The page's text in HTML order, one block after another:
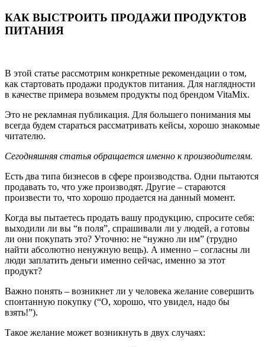
КАК ВЫСТРОИТЬ ПРОДАЖИ ПРОДУКТОВ
ПИТАНИЯ
В этой статье рассмотрим конкретные рекомендации о том,
как стартовать продажи продуктов питания. Для наглядности
в качестве примера возьмем продукты под брендом VitaMix.
Это не рекламная публикация. Для большего понимания мы
всегда будем стараться рассматривать кейсы, хорошо знакомые
читателю.
Сегодняшняя статья обращается именно к производителям.
Есть два типа бизнесов в сфере производства. Одни пытаются
продавать то, что уже производят. Другие – стараются
произвести то, что хорошо продается на данный момент.
Когда вы пытаетесь продать вашу продукцию, спросите себя:
выходили ли вы “в поля”, спрашивали ли у людей, а готовы
ли они покупать это? Уточню: не “нужно ли им” (трудно
найти абсолютно ненужную вещь). А именно – согласны ли
люди заплатить деньги именно сейчас, именно за этот
продукт?
Важно понять – возникнет ли у человека желание совершить
спонтанную покупку (“О, хорошо, что увидел, надо бы
взять!”).
Такое желание может возникнуть в двух случаях: